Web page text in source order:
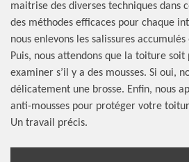
maitrise des diverses techniques dans
des méthodes efficaces pour chaque
nous enlevons les salissures
Puis, nous attendons que la toiture
examiner s’il y a des mousses. Si oui,
délicatement une brosse. Enfin, nous
anti-mousses pour protéger votre
Un travail précis.